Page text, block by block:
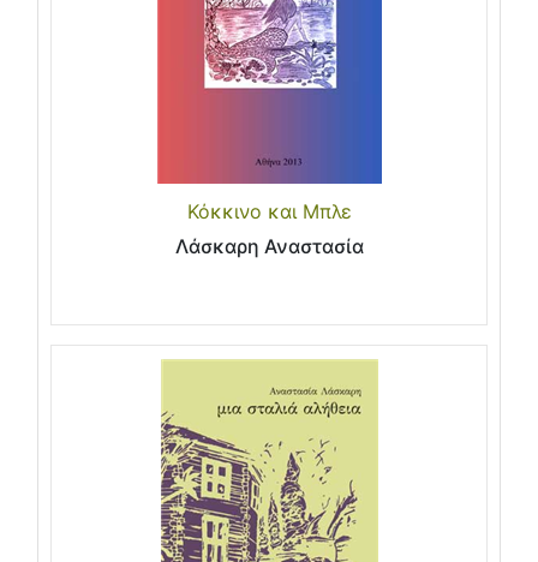
Κόκκινο και Μπλε
Λάσκαρη Αναστασία